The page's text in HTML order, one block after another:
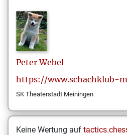
Peter Webel
https://www.schachklub-
SK Theaterstadt Meiningen
Keine Wertung auf